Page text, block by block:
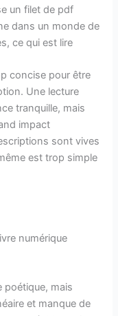
un filet de pdf
dans un monde de
ce qui est lire
concise pour être
Une lecture
tranquille, mais
impact
sont vives
est trop simple
numérique
poétique, mais
et manque de